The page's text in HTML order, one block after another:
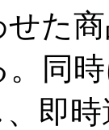
た
同
即